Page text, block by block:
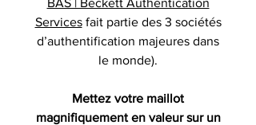
Servicesfait partie des 3 sociétés
d’authentification majeures dans
le monde).
Mettez votre maillot
magnifiquement en valeur sur un